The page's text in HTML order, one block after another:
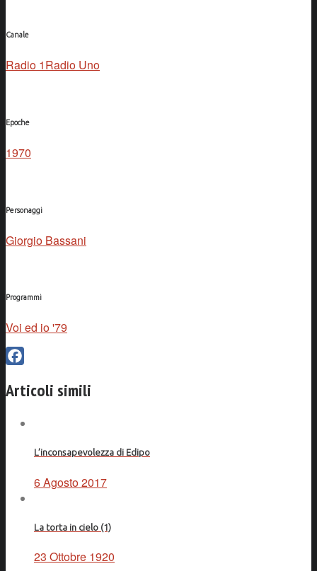
Canale
Radio 1Radio Uno
Epoche
1970
Personaggi
Giorgio Bassani
Programmi
Voi ed io '79
Articoli simili
L’inconsapevolezza di Edipo
6 Agosto 2017
La torta in cielo (1)
23 Ottobre 1920